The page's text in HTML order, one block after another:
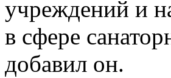
учреждений и
в сфере
добавил он.